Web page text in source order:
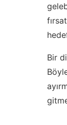
Bir